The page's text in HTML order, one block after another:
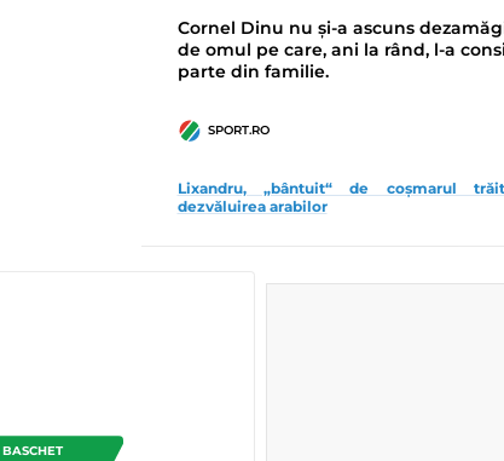
Cornel Dinu nu și-a ascuns
de omul pe care, ani la rând, l-a
parte din familie.
SPORT.RO
Lixandru, „bântuit“ de coșmarul
dezvăluirea arabilor
BASCHET